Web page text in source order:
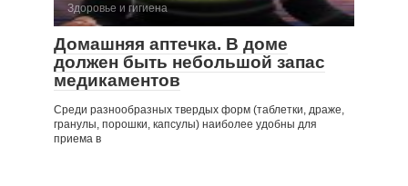
Здоровье и гигиена
Домашняя аптечка. В доме
должен быть небольшой запас
медика­ментов
Среди разнообразных твердых форм (таблетки, драже,
гранулы, порошки, капсулы) наиболее удоб­ны для
приема в